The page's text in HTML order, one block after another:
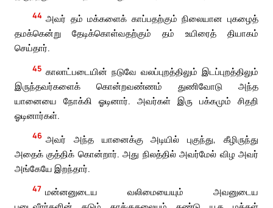
44 அவர் தம் மக்களைக் காப்பதற்கும் நிலையான புகழைத்
தமக்கென்று தேடிக்கொள்வதற்கும் தம் உயிரைத் தியாகம்
செய்தார்.
45 காலாட்படையின் நடுவே வலப்புறத்திலும் இடப்புறத்திலும்
இருந்தவர்களைக் கொன்றவண்ணம் துணிவோடு அந்த
யானையை நோக்கி ஓடினார். அவர்கள் இரு பக்கமும் சிதறி
ஓடினார்கள்.
46 அவர் அந்த யானைக்கு அடியில் புகுந்து, கீழிருந்து
அதைக் குத்திக் கொன்றார். அது நிலத்தில் அவர்மேல் விழ அவர்
அங்கேயே இறந்தார்.
47 மன்னனுடைய வலிமையையும் அவனுடைய